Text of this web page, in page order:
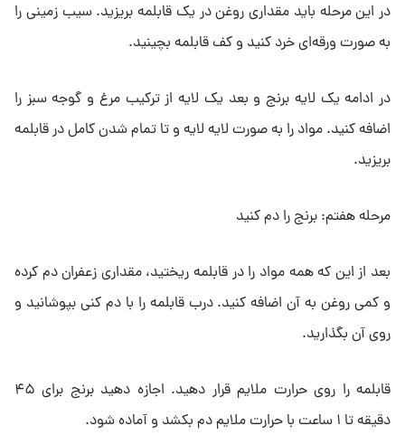
در این مرحله باید مقداری روغن در یک قابلمه بریزید. سیب زمینی را
به صورت ورقه‌ای خرد کنید و کف قابلمه بچینید.
در ادامه یک لایه برنج و بعد یک لایه از ترکیب مرغ و گوجه سبز را
اضافه کنید. مواد را به صورت لایه لایه و تا تمام شدن کامل در قابلمه
بریزید.
مرحله هفتم: برنج را دم کنید
بعد از این که همه مواد را در قابلمه ریختید، مقداری زعفران دم کرده
و کمی روغن به آن اضافه کنید. درب قابلمه را با دم کنی بپوشانید و
روی آن بگذارید.
قابلمه را روی حرارت ملایم قرار دهید. اجازه دهید برنج برای ۴۵
دقیقه تا ۱ ساعت با حرارت ملایم دم بکشد و آماده شود.